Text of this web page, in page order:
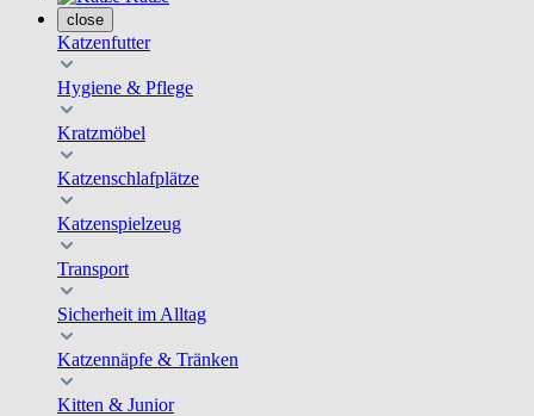
close
Katzenfutter
Hygiene & Pflege
Kratzmöbel
Katzenschlafplätze
Katzenspielzeug
Transport
Sicherheit im Alltag
Katzennäpfe & Tränken
Kitten & Junior